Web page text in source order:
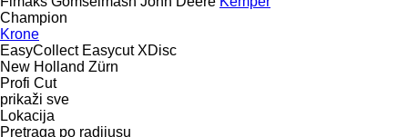
Champion
Krone
EasyCollect Easycut XDisc
New Holland Zürn
Profi Cut
prikaži sve
Lokacija
Pretraga po radijusu